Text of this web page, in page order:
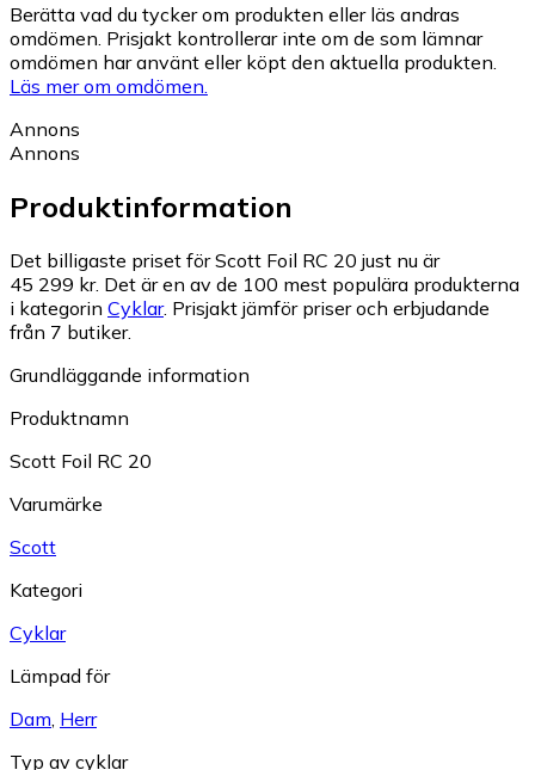
Berätta vad du tycker om produkten eller läs andras
omdömen. Prisjakt kontrollerar inte om de som lämnar
omdömen har använt eller köpt den aktuella produkten.
Läs mer om omdömen.
Annons
Annons
Produktinformation
Det billigaste priset för Scott Foil RC 20 just nu är
45 299 kr. Det är en av de 100 mest populära produkterna
i kategorin Cyklar. Prisjakt jämför priser och erbjudande
från 7 butiker.
Grundläggande information
Produktnamn
Scott Foil RC 20
Varumärke
Scott
Kategori
Cyklar
Lämpad för
Dam Herr
Typ av cyklar